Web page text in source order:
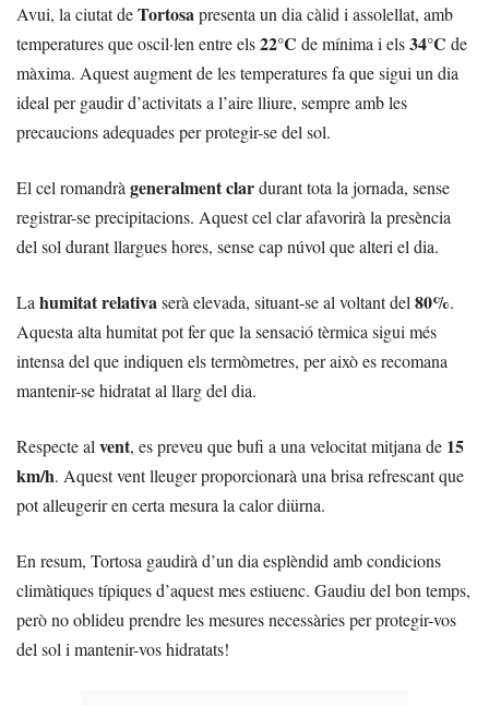
Avui, la ciutat deTortosapresenta un dia càlid i assolellat, amb
temperatures que oscil·len entre els22°C de mínima i els34°C de
màxima. Aquest augment de les temperatures fa que sigui un dia
ideal per gaudir d’activitats a l’aire lliure, sempre amb les
precaucions adequades per protegir-se del sol.
El cel romandràgeneralment clardurant tota la jornada, sense
registrar-se precipitacions. Aquest cel clar afavorirà la presència
del sol durant llargues hores, sense cap núvol que alteri el dia.
Lahumitat relativaserà elevada, situant-se al voltant del80%.
Aquesta alta humitat pot fer que la sensació tèrmica sigui més
intensa del que indiquen els termòmetres, per això es recomana
mantenir-se hidratat al llarg del dia.
Respecte alvent, es preveu que bufi a una velocitat mitjana de 15
km/h. Aquest vent lleuger proporcionarà una brisa refrescant que
pot alleugerir en certa mesura la calor diürna.
En resum, Tortosa gaudirà d’un dia esplèndid amb condicions
climàtiques típiques d’aquest mes estiuenc. Gaudiu del bon temps,
però no oblideu prendre les mesures necessàries per protegir-vos
del sol i mantenir-vos hidratats!